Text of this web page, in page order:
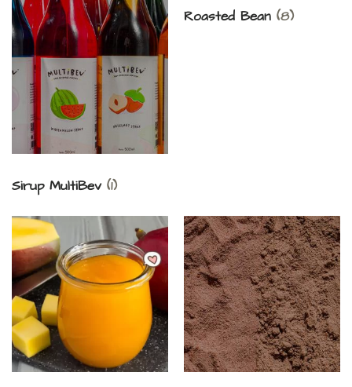
Sirup MultiBev (1)
Roasted Bean (8)